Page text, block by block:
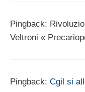
Pingback:
Veltroni «
Pingback: Cgil si